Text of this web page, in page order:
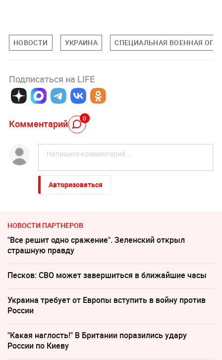
НОВОСТИ УКРАИНА СПЕЦИАЛЬНАЯ ВОЕННАЯ
Подписаться на LIFE
Комментарий 0
Авторизоваться
НОВОСТИ ПАРТНЕРОВ
"Все решит одно сражение". Зеленский открыл
страшную правду
Песков: СВО может завершиться в ближайшие часы
Украина требует от Европы вступить в войну против
России
"Какая наглость!" В Британии поразились удару
России по Киеву